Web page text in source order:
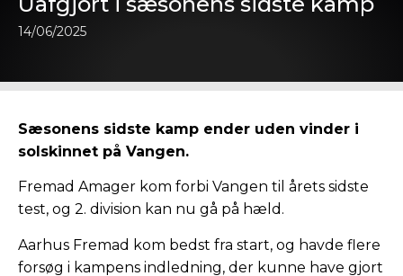
14/06/2025
Sæsonens sidste kamp ender uden vinder i
solskinnet på Vangen.
Fremad Amager kom forbi Vangen til årets sidste
test, og 2. division kan nu gå på hæld.
Aarhus Fremad kom bedst fra start, og havde flere
forsøg i kampens indledning, der kunne have gjort